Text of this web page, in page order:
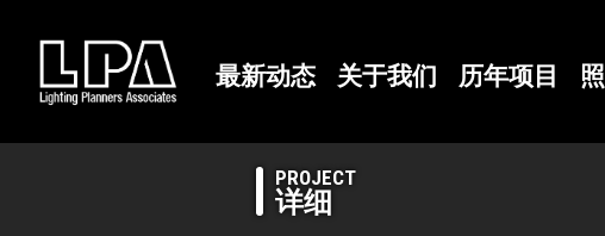
最新动态 关于我们 历年项目
PROJECT
详细